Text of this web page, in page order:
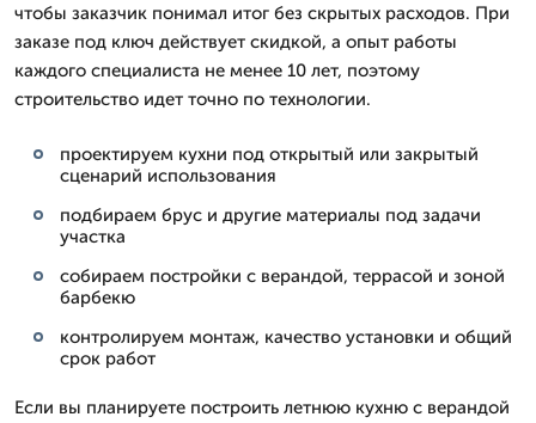
чтобы заказчик понимал итог без скрытых расходов. При
заказе под ключ действует скидкой, а опыт работы
каждого специалиста не менее 10 лет, поэтому
строительство идет точно по технологии.
проектируем кухни под открытый или закрытый
сценарий использования
подбираем брус и другие материалы под задачи
участка
собираем постройки с верандой, террасой и зоной
барбекю
контролируем монтаж, качество установки и общий
срок работ
Если вы планируете построить летнюю кухню с верандой